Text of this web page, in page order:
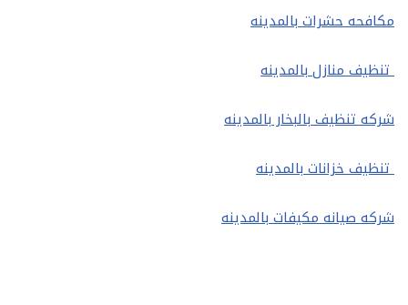
مكافحه حشرات بالمدينه
تنظيف منازل بالمدينه
شركه تنظيف بالبخار بالمدينه
تنظيف خزانات بالمدينه
شركه صيانه مكيفات بالمدينه